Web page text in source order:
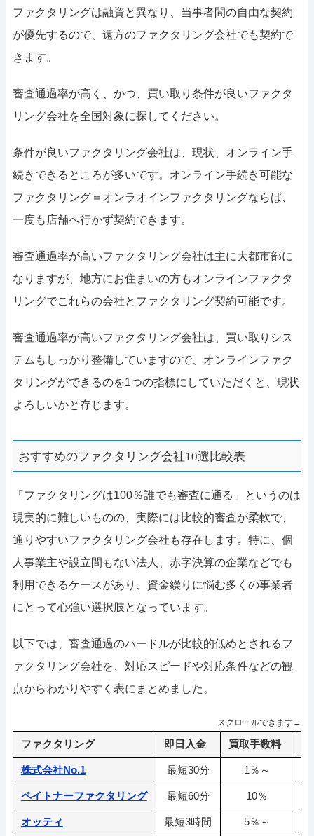
ファクタリングは融資と異なり、当事者間の自由な契約
が優先するので、遠方のファクタリング会社でも契約で
きます。
審査通過率が高く、かつ、買い取り条件が良いファクタ
リング会社を全国対象に探してください。
条件が良いファクタリング会社は、現状、オンライン手
続きできるところが多いです。オンライン手続き可能な
ファクタリング＝オンラオインファクタリングならば、
一度も店舗へ行かず契約できます。
審査通過率が高いファクタリング会社は主に大都市部に
なりますが、地方にお住まいの方もオンラインファクタ
リングでこれらの会社とファクタリング契約可能です。
審査通過率が高いファクタリング会社は、買い取りシス
テムもしっかり整備していますので、オンラインファク
タリングができるのを1つの指標にしていただくと、現状
よろしいかと存じます。
おすすめのファクタリング会社10選比較表
「ファクタリングは100％誰でも審査に通る」というのは
現実的に難しいものの、実際には比較的審査が柔軟で、
通りやすいファクタリング会社も存在します。特に、個
人事業主や設立間もない法人、赤字決算の企業などでも
利用できるケースがあり、資金繰りに悩む多くの事業者
にとって心強い選択肢となっています。
以下では、審査通過のハードルが比較的低めとされるフ
ァクタリング会社を、対応スピードや対応条件などの観
点からわかりやすく表にまとめました。
スクロールできます→
ファクタリング 即日入金 買取手数料
株式会社No.1 最短30分 1％～
ペイトナーファクタリング 最短60分 10％
オッティ 最短3時間 5％～